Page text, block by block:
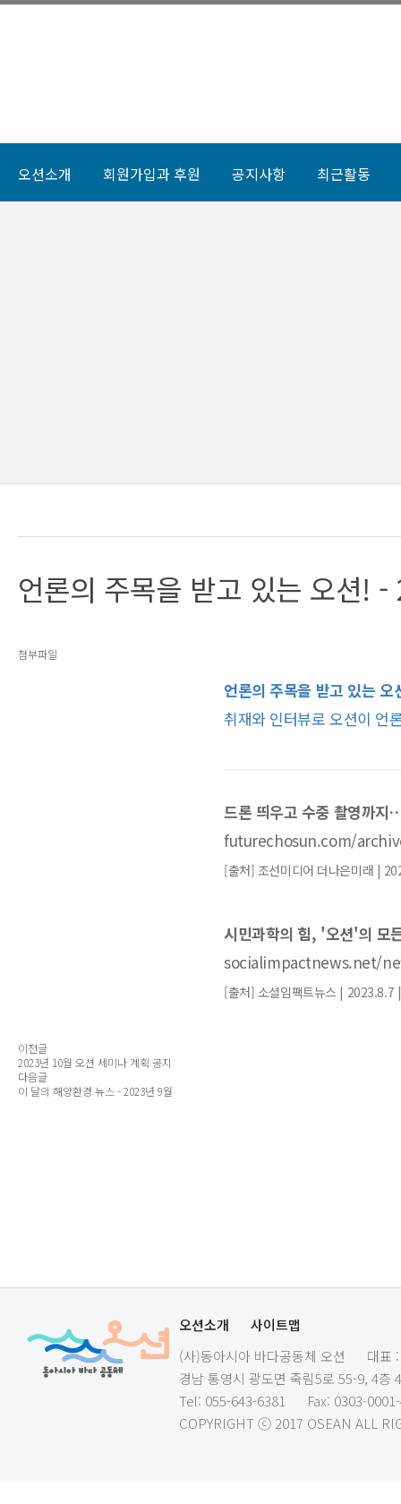
오션소개 회원가입과 후원 공지사항 최근활동
언론의 주목을 받고 있는 오션!
첨부파일
언론의 주목을 받고 있는 오
취재와 인터뷰로 오션이 언
드론 띄우고 수중 촬영까지
futurechosun.com/
[출처] 조선미디어 더나은미래 |
시민과학의 힘, '오션'의 모
socialimpactnews.net/
[출처] 소셜임팩트뉴스 | 2023.8.7
이전글
2023년 10월 오션 세미나 계획 공지
다음글
이 달의 해양환경 뉴스 - 2023년 9월
오션소개
사이트맵
(사)동아시아 바다공동체 오션
대표
경남 통영시 광도면 죽림5로 55-9, 4층
Tel: 055-643-6381
Fax: 0303-
COPYRIGHT ⓒ 2017 OSEAN ALL